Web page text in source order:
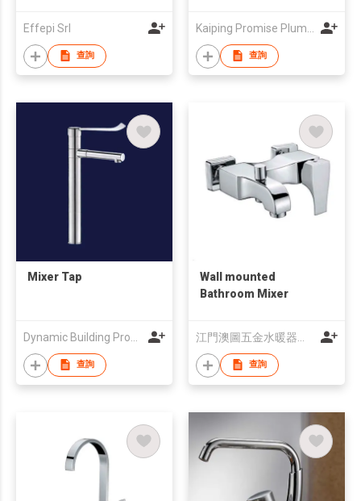
Effepi Srl
查詢 查詢
Mixer Tap
查詢
Wall mounted
Bathroom Mixer
查詢